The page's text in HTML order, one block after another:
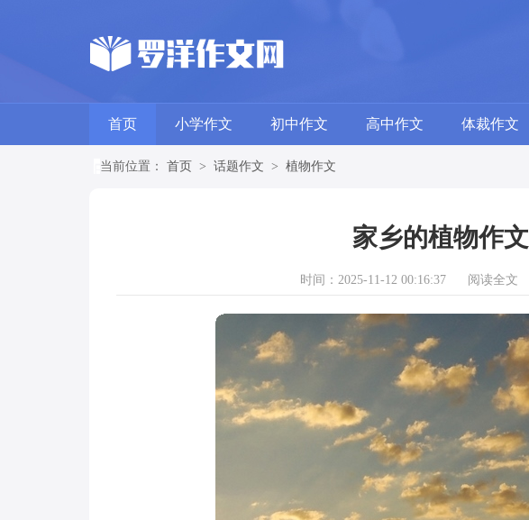
首页 小学作文 初中作文 高中作文 体裁作文
当前位置： 首页 > 话题作文 > 植物作文
家乡的植物作文
时间：2025-11-12 00:16:37 阅读全文